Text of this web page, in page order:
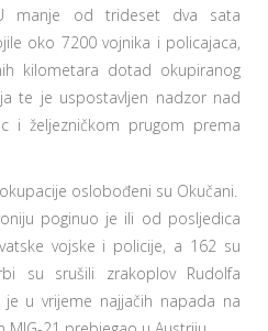
manje od trideset dva sata
oko 7200 vojnika i policajaca,
kilometara dotad okupiranog
te je uspostavljen nadzor nad
i željezničkom prugom prema
oslobođeni su Okučani.
poginuo je ili od posljedica
vojske i policije, a 162 su
su srušili zrakoplov Rudolfa
je u vrijeme najjačih napada na